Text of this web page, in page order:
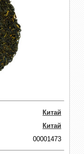
Китай
Китай
00001473